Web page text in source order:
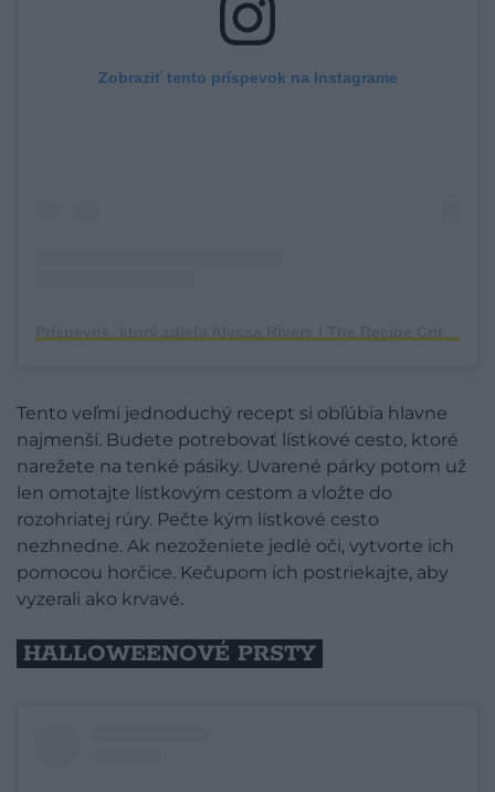
Zobraziť tento príspevok na Instagrame
Tento veľmi jednoduchý recept si obľúbia hlavne
najmenší. Budete potrebovať lístkové cesto, ktoré
narežete na tenké pásiky. Uvarené párky potom už
len omotajte lístkovým cestom a vložte do
rozohriatej rúry. Pečte kým lístkové cesto
nezhnedne. Ak nezoženiete jedlé oči, vytvorte ich
pomocou horčice. Kečupom ich postriekajte, aby
vyzerali ako krvavé.
HALLOWEENOVÉ PRSTY